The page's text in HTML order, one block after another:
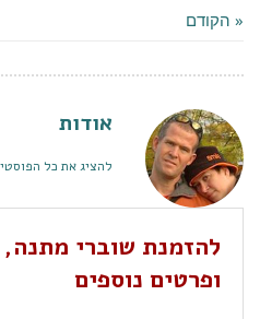
« הקודם
אודות
להציג את כל
להזמנת שוברי מתנה,
ופרטים נוספים